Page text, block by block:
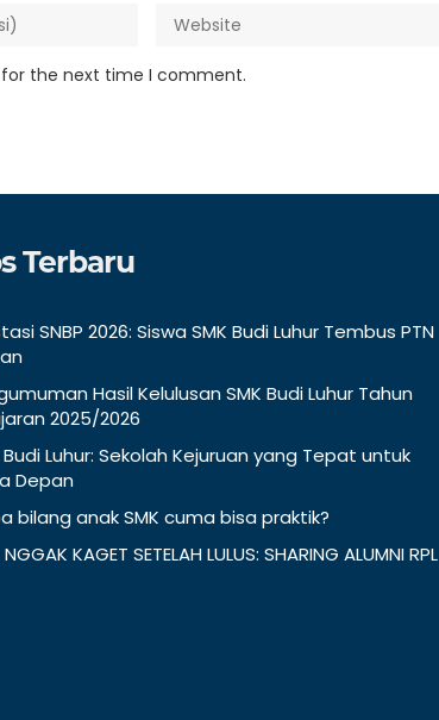
the next time I comment.
Terbaru
SNBP 2026: Siswa SMK Budi Luhur Tembus PTN
Hasil Kelulusan SMK Budi Luhur Tahun
2025/2026
Budi Luhur: Sekolah Kejuruan yang Tepat untuk
Depan
bilang anak SMK cuma bisa praktik?
NGGAK KAGET SETELAH LULUS: SHARING ALUMNI RPL